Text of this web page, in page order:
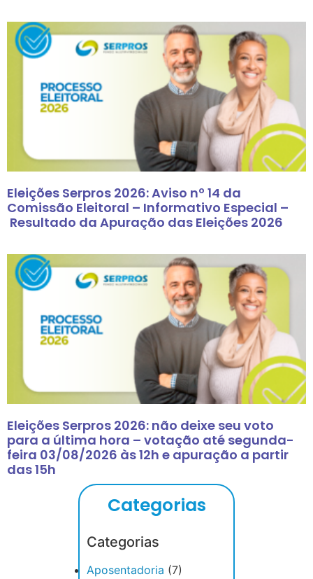
Eleições Serpros 2026: Aviso nº 14 da
Comissão Eleitoral – Informativo Especial –
Resultado da Apuração das Eleições 2026
Eleições Serpros 2026: não deixe seu voto
para a última hora – votação até segunda-
feira 03/08/2026 às 12h e apuração a partir
das 15h
Categorias
Categorias
Aposentadoria (7)